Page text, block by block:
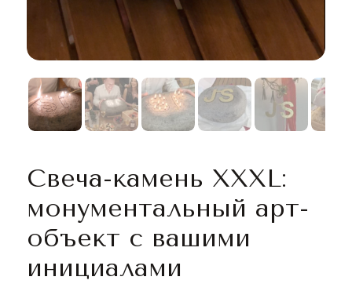
Свеча-камень XXXL:
монументальный арт-
объект с вашими
инициалами